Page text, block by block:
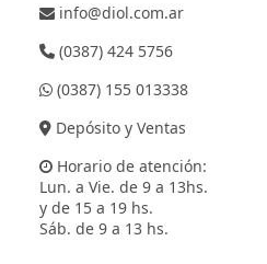
info@diol.com.ar
(0387) 424 5756
(0387) 155 013338
Depósito y Ventas
Horario de atención:
Lun. a Vie. de 9 a 13hs.
y de 15 a 19 hs.
Sáb. de 9 a 13 hs.